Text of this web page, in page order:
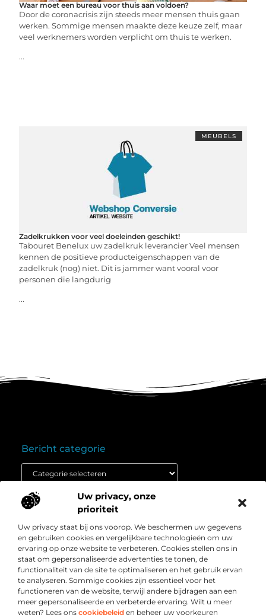
Uw privacy, onze
prioriteit
Uw privacy staat bij ons voorop. We beschermen uw gegevens
en gebruiken cookies en vergelijkbare technologieën om uw
ervaring op onze website te verbeteren. Cookies stellen ons in
staat om gepersonaliseerde advertenties te tonen, de
functionaliteit van de site te optimaliseren en het gebruik ervan
te analyseren. Sommige cookies zijn essentieel voor het
functioneren van de website, terwijl andere bijdragen aan een
meer gepersonaliseerde en verbeterde ervaring. Wilt u meer
weten? Lees ons cookiebeleid en beheer uw voorkeuren
Waar moet een bureau voor thuis aan voldoen?
Door de coronacrisis zijn steeds meer mensen thuis gaan
werken. Sommige mensen maakte deze keuze zelf, maar
veel werknemers worden verplicht om thuis te werken.
...
MEUBELS
Zadelkrukken voor veel doeleinden geschikt!
Tabouret Benelux uw zadelkruk leverancier Veel mensen
kennen de positieve producteigenschappen van de
zadelkruk (nog) niet. Dit is jammer want vooral voor
personen die langdurig
...
Over
Bedrijf
” Het platform voor slimme inzichten en
conversieboosts “
Duik in waardevolle content, praktische strategieën en
inspirerende cases die jouw webshop naar een hoger
niveau tillen. Welkom bij Webshop-conversie.nl – jouw
bron voor resultaatgerichte kennis en online groei.
Onze informatie
Bericht categorie